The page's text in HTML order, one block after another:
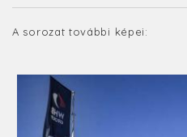
A sorozat további képei: